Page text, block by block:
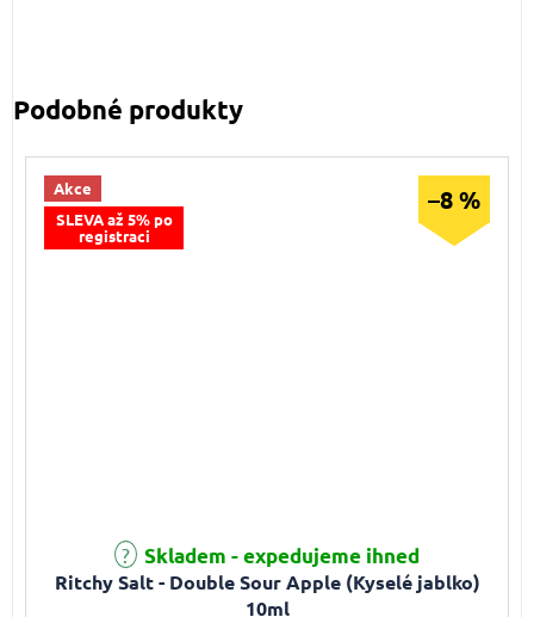
Akce
SLEVA až 5% po
registraci
–8 %
Ritchy Salt - Double Sour Apple (Kyselé jablko)
10ml
Průměrné hodnocení produktu je 4,0 z 5 hvězdiček.
Skladem - expedujeme ihned